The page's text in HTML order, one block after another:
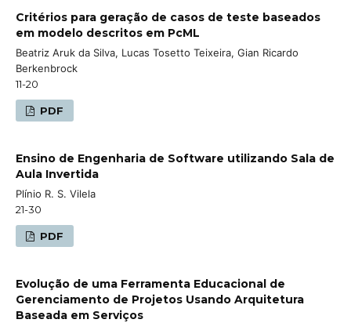
Critérios para geração de casos de teste baseados
em modelo descritos em PcML
Beatriz Aruk da Silva, Lucas Tosetto Teixeira, Gian Ricardo
Berkenbrock
11-20
PDF
Ensino de Engenharia de Software utilizando Sala de
Aula Invertida
Plínio R. S. Vilela
21-30
PDF
Evolução de uma Ferramenta Educacional de
Gerenciamento de Projetos Usando Arquitetura
Baseada em Serviços